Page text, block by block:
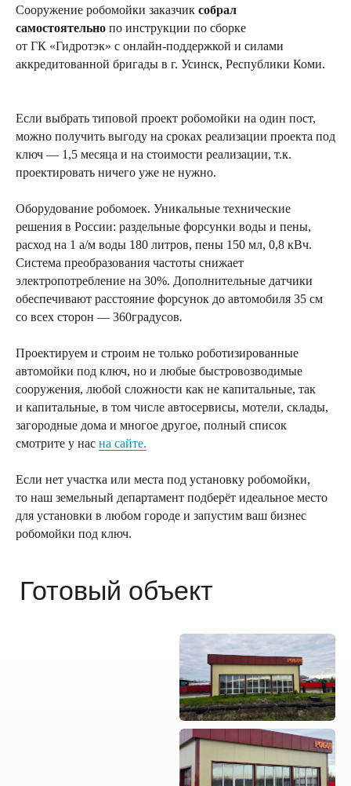
Сооружение робомойки заказчик собрал
самостоятельно по инструкции по сборке
от ГК «Гидротэк» с онлайн-поддержкой и силами
аккредитованной бригады в г. Усинск, Республики Коми.
Если выбрать типовой проект робомойки на один пост,
можно получить выгоду на сроках реализации проекта под
ключ — 1,5 месяца и на стоимости реализации, т.к.
проектировать ничего уже не нужно.
Оборудование робомоек. Уникальные технические
решения в России: раздельные форсунки воды и пены,
расход на 1 а/м воды 180 литров, пены 150 мл, 0,8 кВч.
Система преобразования частоты снижает
электропотребление на 30%. Дополнительные датчики
обеспечивают расстояние форсунок до автомобиля 35 см
со всех сторон — 360градусов.
Проектируем и строим не только роботизированные
автомойки под ключ, но и любые быстровозводимые
сооружения, любой сложности как не капитальные, так
и капитальные, в том числе автосервисы, мотели, склады,
загородные дома и многое другое, полный список
смотрите у нас на сайте.
Если нет участка или места под установку робомойки,
то наш земельный департамент подберёт идеальное место
для установки в любом городе и запустим ваш бизнес
робомойки под ключ.
Планировочное решение